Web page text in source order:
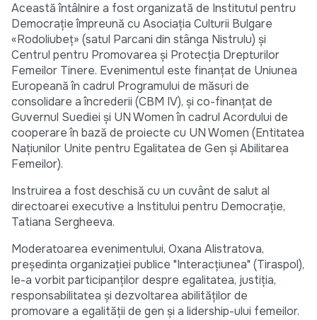
Această întâlnire a fost organizată de Institutul pentru
Democrație împreună cu Asociația Culturii Bulgare
«Rodoliubeț» (satul Parcani din stânga Nistrulu) și
Centrul pentru Promovarea și Protecția Drepturilor
Femeilor Tinere. Evenimentul este finanțat de Uniunea
Europeană în cadrul Programului de măsuri de
consolidare a încrederii (CBM IV), și co-finanțat de
Guvernul Suediei și UN Women în cadrul Acordului de
cooperare în bază de proiecte cu UN Women (Entitatea
Națiunilor Unite pentru Egalitatea de Gen și Abilitarea
Femeilor).
Instruirea a fost deschisă cu un cuvânt de salut al
directoarei executive a Institului pentru Democrație,
Tatiana Sergheeva.
Moderatoarea evenimentului, Oxana Alistratova,
președinta organizației publice "Interacțiunea" (Tiraspol),
le-a vorbit participanților despre egalitatea, justiția,
responsabilitatea și dezvoltarea abilităților de
promovare a egalității de gen și a lidership-ului femeilor.